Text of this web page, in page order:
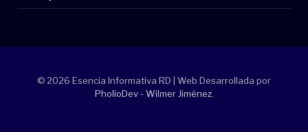
© 2026 Esencia Informativa RD | Web Desarrollada por
PholioDev - Wilmer Jiménez.